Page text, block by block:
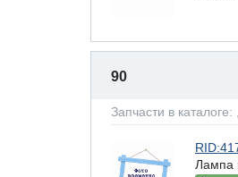
90
Запчасти в каталоге:
Лампа